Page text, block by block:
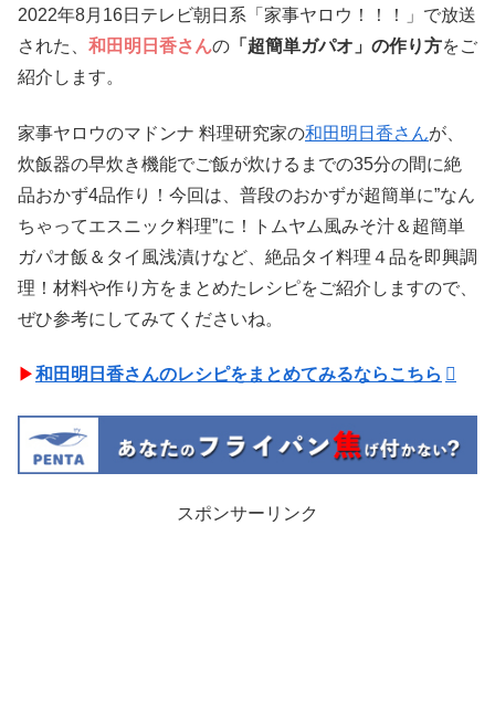
2022年8月16日 テレビ朝日系「家事ヤロウ！！！」で放送
された、 和田明日香さんの 「超簡単ガパオ」の作り方をご
紹介します。
家事ヤロウのマドンナ 料理研究家の和田明日香さんが、
炊飯器の早炊き機能でご飯が炊けるまでの35分の間に絶
品おかず4品作り！今回は、普段のおかずが超簡単に”なん
ちゃってエスニック料理”に！トムヤム風みそ汁＆超簡単
ガパオ飯＆タイ風浅漬けなど、絶品タイ料理４品を即興調
理！材料や作り方をまとめたレシピをご紹介しますので、
ぜひ参考にしてみてくださいね。
▶和田明日香さんのレシピをまとめてみるならこちら
スポンサーリンク